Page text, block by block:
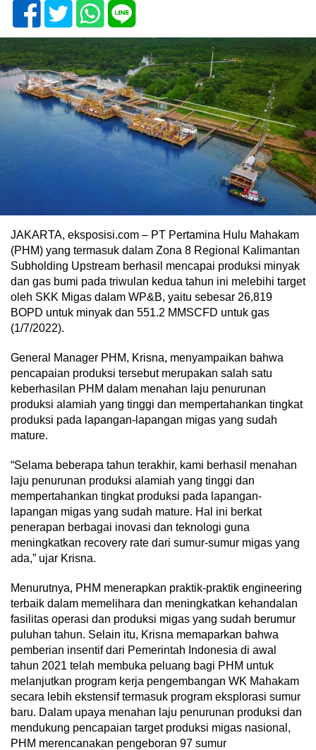
JAKARTA, eksposisi.com – PT Pertamina Hulu Mahakam
(PHM) yang termasuk dalam Zona 8 Regional Kalimantan
Subholding Upstream berhasil mencapai produksi minyak
dan gas bumi pada triwulan kedua tahun ini melebihi target
oleh SKK Migas dalam WP&B, yaitu sebesar 26,819
BOPD untuk minyak dan 551.2 MMSCFD untuk gas
(1/7/2022).
General Manager PHM, Krisna, menyampaikan bahwa
pencapaian produksi tersebut merupakan salah satu
keberhasilan PHM dalam menahan laju penurunan
produksi alamiah yang tinggi dan mempertahankan tingkat
produksi pada lapangan-lapangan migas yang sudah
mature.
“Selama beberapa tahun terakhir, kami berhasil menahan
laju penurunan produksi alamiah yang tinggi dan
mempertahankan tingkat produksi pada lapangan-
lapangan migas yang sudah mature. Hal ini berkat
penerapan berbagai inovasi dan teknologi guna
meningkatkan recovery rate dari sumur-sumur migas yang
ada,” ujar Krisna.
Menurutnya, PHM menerapkan praktik-praktik engineering
terbaik dalam memelihara dan meningkatkan kehandalan
fasilitas operasi dan produksi migas yang sudah berumur
puluhan tahun. Selain itu, Krisna memaparkan bahwa
pemberian insentif dari Pemerintah Indonesia di awal
tahun 2021 telah membuka peluang bagi PHM untuk
melanjutkan program kerja pengembangan WK Mahakam
secara lebih ekstensif termasuk program eksplorasi sumur
baru. Dalam upaya menahan laju penurunan produksi dan
mendukung pencapaian target produksi migas nasional,
PHM merencanakan pengeboran 97 sumur